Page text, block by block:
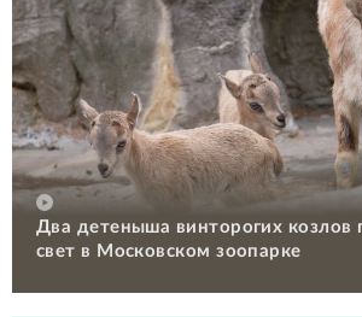
Два детеныша винторогих козлов
свет в Московском зоопарке